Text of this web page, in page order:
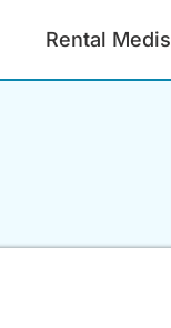
Rental Medis